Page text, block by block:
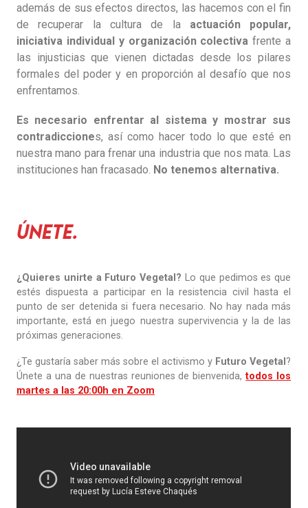
además de sus efectos directos, las hacemos con el fin
de recuperar la cultura de la actuación popular,
iniciativa individual y organización colectiva frente a
las injusticias que vienen dictadas desde los pilares
formales del poder y en proporción al desafío que nos
enfrentamos.
Es necesario enfrentar al sistema y mostrar sus
contradicciones, así como hacer todo lo que esté en
nuestra mano para frenar una industria que nos mata. Las
instituciones han fracasado. No tenemos alternativa.
Únete.
¿Quieres unirte a Futuro Vegetal? Lo que pedimos es que
estés dispuesta a participar en la resistencia civil hasta el
punto de ser detenida si fuera necesario. No hay nada más
importante, está en juego nuestra supervivencia y la de las
próximas generaciones.
¿Te gustaría saber más sobre el activismo y Futuro Vegetal ?
Únete a una de nuestras reuniones de bienvenida,todos los
martes a las 20:00h en Zoom